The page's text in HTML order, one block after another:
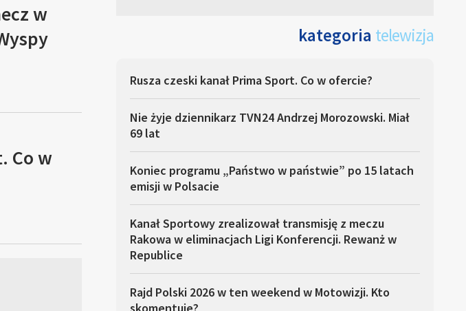
w
Co w
kategoria telewizja
Rusza czeski kanał Prima Sport. Co w ofercie?
Nie żyje dziennikarz TVN24 Andrzej Morozowski. Miał
69 lat
Koniec programu „Państwo w państwie” po 15 latach
emisji w Polsacie
Kanał Sportowy zrealizował transmisję z meczu
Rakowa w eliminacjach Ligi Konferencji. Rewanż w
Republice
Rajd Polski 2026 w ten weekend w Motowizji. Kto